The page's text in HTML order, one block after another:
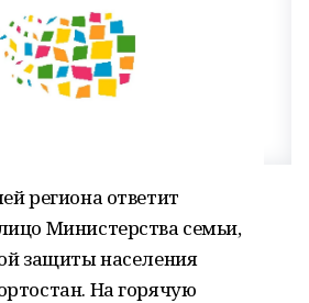
региона ответит
Министерства семьи,
защиты населения
На горячую